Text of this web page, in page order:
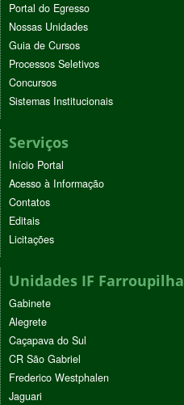
Portal do Egresso
Nossas Unidades
Guia de Cursos
Processos Seletivos
Concursos
Sistemas Institucionais
Serviços
Início Portal
Acesso à Informação
Contatos
Editais
Licitações
Unidades IF Farroupilha
Gabinete
Alegrete
Caçapava do Sul
CR São Gabriel
Frederico Westphalen
Jaguari